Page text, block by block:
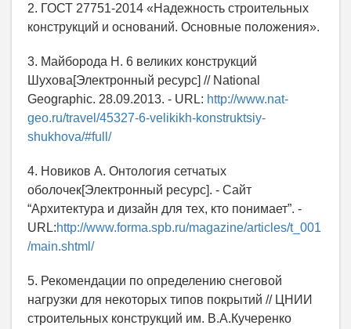
2. ГОСТ 27751-2014 «Надежность строительных
конструкций и оснований. Основные положения».
3. Майборода Н. 6 великих конструкций
Шухова[Электронный ресурс] // National
Geographic. 28.09.2013. - URL: http://www.nat-
geo.ru/travel/45327-6-velikikh-konstruktsiy-
shukhova/#full/
4. Новиков А. Онтология сетчатых
оболочек[Электронный ресурс]. - Сайт
“Архитектура и дизайн для тех, кто понимает”. -
URL:http://www.forma.spb.ru/magazine/articles/t_001
/main.shtml/
5. Рекомендации по определению снеговой
нагрузки для некоторых типов покрытий // ЦНИИ
строительных конструкций им. В.А.Кучеренко